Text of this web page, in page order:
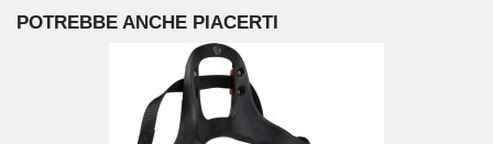
POTREBBE ANCHE PIACERTI